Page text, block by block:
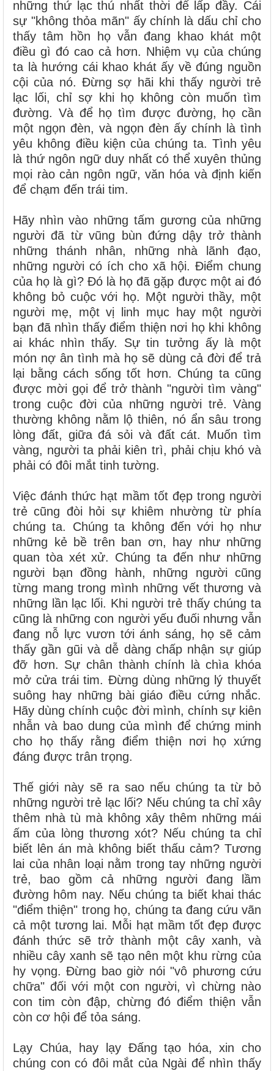
những thứ lạc thú nhất thời để lấp đầy. Cái
sự "không thỏa mãn" ấy chính là dấu chỉ cho
thấy tâm hồn họ vẫn đang khao khát một
điều gì đó cao cả hơn. Nhiệm vụ của chúng
ta là hướng cái khao khát ấy về đúng nguồn
cội của nó. Đừng sợ hãi khi thấy người trẻ
lạc lối, chỉ sợ khi họ không còn muốn tìm
đường. Và để họ tìm được đường, họ cần
một ngọn đèn, và ngọn đèn ấy chính là tình
yêu không điều kiện của chúng ta. Tình yêu
là thứ ngôn ngữ duy nhất có thể xuyên thủng
mọi rào cản ngôn ngữ, văn hóa và định kiến
để chạm đến trái tim.
Hãy nhìn vào những tấm gương của những
người đã từ vũng bùn đứng dậy trở thành
những thánh nhân, những nhà lãnh đạo,
những người có ích cho xã hội. Điểm chung
của họ là gì? Đó là họ đã gặp được một ai đó
không bỏ cuộc với họ. Một người thầy, một
người mẹ, một vị linh mục hay một người
bạn đã nhìn thấy điểm thiện nơi họ khi không
ai khác nhìn thấy. Sự tin tưởng ấy là một
món nợ ân tình mà họ sẽ dùng cả đời để trả
lại bằng cách sống tốt hơn. Chúng ta cũng
được mời gọi để trở thành "người tìm vàng"
trong cuộc đời của những người trẻ. Vàng
thường không nằm lộ thiên, nó ẩn sâu trong
lòng đất, giữa đá sỏi và đất cát. Muốn tìm
vàng, người ta phải kiên trì, phải chịu khó và
phải có đôi mắt tinh tường.
Việc đánh thức hạt mầm tốt đẹp trong người
trẻ cũng đòi hỏi sự khiêm nhường từ phía
chúng ta. Chúng ta không đến với họ như
những kẻ bề trên ban ơn, hay như những
quan tòa xét xử. Chúng ta đến như những
người bạn đồng hành, những người cũng
từng mang trong mình những vết thương và
những lần lạc lối. Khi người trẻ thấy chúng ta
cũng là những con người yếu đuối nhưng vẫn
đang nỗ lực vươn tới ánh sáng, họ sẽ cảm
thấy gần gũi và dễ dàng chấp nhận sự giúp
đỡ hơn. Sự chân thành chính là chìa khóa
mở cửa trái tim. Đừng dùng những lý thuyết
suông hay những bài giáo điều cứng nhắc.
Hãy dùng chính cuộc đời mình, chính sự kiên
nhẫn và bao dung của mình để chứng minh
cho họ thấy rằng điểm thiện nơi họ xứng
đáng được trân trọng.
Thế giới này sẽ ra sao nếu chúng ta từ bỏ
những người trẻ lạc lối? Nếu chúng ta chỉ xây
thêm nhà tù mà không xây thêm những mái
ấm của lòng thương xót? Nếu chúng ta chỉ
biết lên án mà không biết thấu cảm? Tương
lai của nhân loại nằm trong tay những người
trẻ, bao gồm cả những người đang lầm
đường hôm nay. Nếu chúng ta biết khai thác
"điểm thiện" trong họ, chúng ta đang cứu vãn
cả một tương lai. Mỗi hạt mầm tốt đẹp được
đánh thức sẽ trở thành một cây xanh, và
nhiều cây xanh sẽ tạo nên một khu rừng của
hy vọng. Đừng bao giờ nói "vô phương cứu
chữa" đối với một con người, vì chừng nào
con tim còn đập, chừng đó điểm thiện vẫn
còn cơ hội để tỏa sáng.
Lạy Chúa, hay lạy Đấng tạo hóa, xin cho
chúng con có đôi mắt của Ngài để nhìn thấy